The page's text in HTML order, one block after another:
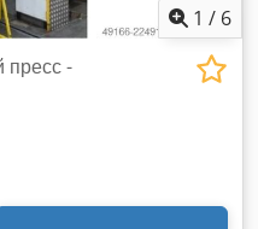
1 / 6
пресс -